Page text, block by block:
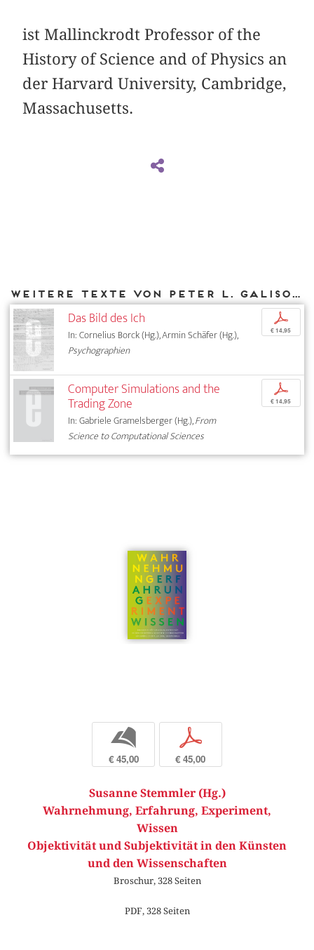
ist Mallinckrodt Professor of the
History of Science and of Physics an
der Harvard University, Cambridge,
Massachusetts.
Weitere Texte von Peter L. Galison bei DIAPHANES
Das Bild des Ich
In: Cornelius Borck (Hg.), Armin Schäfer (Hg.),
Psychographien
p
€ 14,95
Computer Simulations and the
Trading Zone
In: Gabriele Gramelsberger (Hg.),From
Science to Computational Sciences
p
€ 14,95
b
€ 45,00
p
€ 45,00
Susanne Stemmler (Hg.)
Wahrnehmung, Erfahrung, Experiment,
Wissen
Objektivität und Subjektivität in den Künsten
und den Wissenschaften
Broschur, 328 Seiten
PDF, 328 Seiten